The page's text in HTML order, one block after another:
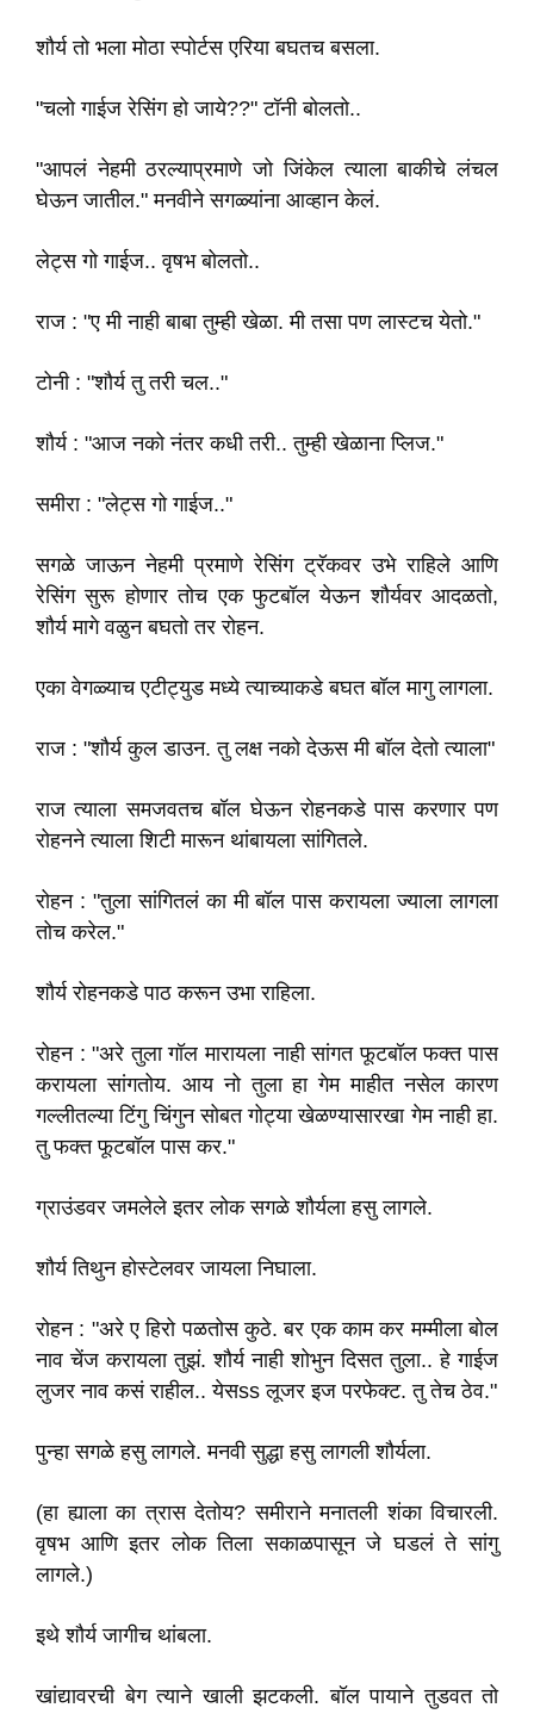
शौर्य तो भला मोठा स्पोर्टस एरिया बघतच बसला.
"चलो गाईज रेसिंग हो जाये??" टॉनी बोलतो..
"आपलं नेहमी ठरल्याप्रमाणे जो जिंकेल त्याला बाकीचे लंचल
घेऊन जातील." मनवीने सगळ्यांना आव्हान केलं.
लेट्स गो गाईज.. वृषभ बोलतो..
राज : "ए मी नाही बाबा तुम्ही खेळा. मी तसा पण लास्टच येतो."
टोनी : "शौर्य तु तरी चल.."
शौर्य : "आज नको नंतर कधी तरी.. तुम्ही खेळाना प्लिज."
समीरा : "लेट्स गो गाईज.."
सगळे जाऊन नेहमी प्रमाणे रेसिंग ट्रॅकवर उभे राहिले आणि
रेसिंग सुरू होणार तोच एक फुटबॉल येऊन शौर्यवर आदळतो,
शौर्य मागे वळुन बघतो तर रोहन.
एका वेगळ्याच एटीट्युड मध्ये त्याच्याकडे बघत बॉल मागु लागला.
राज : "शौर्य कुल डाउन. तु लक्ष नको देऊस मी बॉल देतो त्याला"
राज त्याला समजवतच बॉल घेऊन रोहनकडे पास करणार पण
रोहनने त्याला शिटी मारून थांबायला सांगितले.
रोहन : "तुला सांगितलं का मी बॉल पास करायला ज्याला लागला
तोच करेल."
शौर्य रोहनकडे पाठ करून उभा राहिला.
रोहन : "अरे तुला गॉल मारायला नाही सांगत फूटबॉल फक्त पास
करायला सांगतोय. आय नो तुला हा गेम माहीत नसेल कारण
गल्लीतल्या टिंगु चिंगुन सोबत गोट्या खेळण्यासारखा गेम नाही हा.
तु फक्त फूटबॉल पास कर."
ग्राउंडवर जमलेले इतर लोक सगळे शौर्यला हसु लागले.
शौर्य तिथुन होस्टेलवर जायला निघाला.
रोहन : "अरे ए हिरो पळतोस कुठे. बर एक काम कर मम्मीला बोल
नाव चेंज करायला तुझं. शौर्य नाही शोभुन दिसत तुला.. हे गाईज
लुजर नाव कसं राहील.. येसss लूजर इज परफेक्ट. तु तेच ठेव."
पुन्हा सगळे हसु लागले. मनवी सुद्धा हसु लागली शौर्यला.
(हा ह्याला का त्रास देतोय? समीराने मनातली शंका विचारली.
वृषभ आणि इतर लोक तिला सकाळपासून जे घडलं ते सांगु
लागले.)
इथे शौर्य जागीच थांबला.
खांद्यावरची बेग त्याने खाली झटकली. बॉल पायाने तुडवत तो